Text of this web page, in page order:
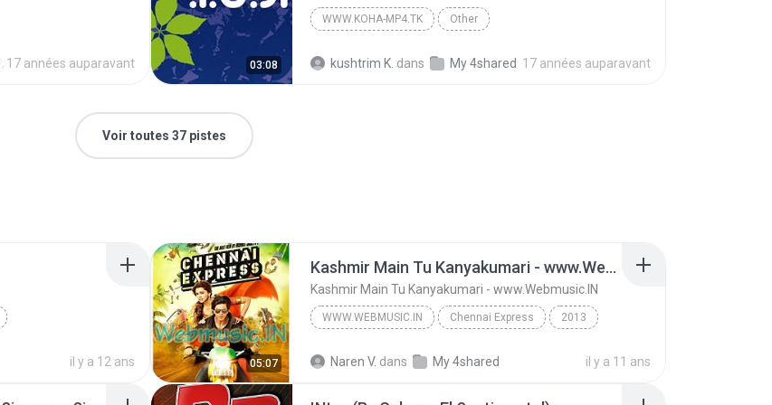
17 années auparavant 03:08
WWW.KOHA-MP4.TK Other
kushtrim K. dans My 4shared 17 années auparavant
Voir toutes 37 pistes
il y a 12 ans 05:07
Kashmir Main Tu Kanyakumari - www.Webmusic.IN
Kashmir Main Tu Kanyakumari - www.Webmusic.IN
WWW.WEBMUSIC.IN Chennai Express 2013
Naren V. dans My 4shared il y a 11 ans